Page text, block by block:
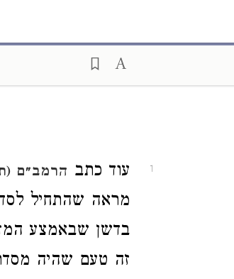
1 עוד כתב הרמב״ם
מראה שהתחיל
בדשן שבאמצע
זה טעם שהיה